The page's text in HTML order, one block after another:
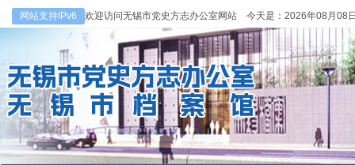
网站支持IPv6 欢迎访问无锡市党史方志办公室网站 今天是： 2026年08月08